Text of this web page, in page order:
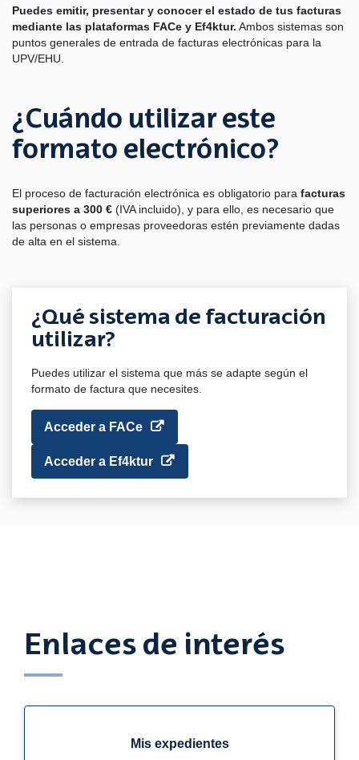
Puedes emitir, presentar y conocer el estado de tus facturas
mediante las plataformas FACe y Ef4ktur. Ambos sistemas son
puntos generales de entrada de facturas electrónicas para la
UPV/EHU.
¿Cuándo utilizar este
formato electrónico?
El proceso de facturación electrónica es obligatorio para facturas
superiores a 300 € (IVA incluido), y para ello, es necesario que
las personas o empresas proveedoras estén previamente dadas
de alta en el sistema.
¿Qué sistema de facturación
utilizar?
Puedes utilizar el sistema que más se adapte según el
formato de factura que necesites.
Acceder a FACe
Acceder a Ef4ktur
Enlaces de interés
Mis expedientes